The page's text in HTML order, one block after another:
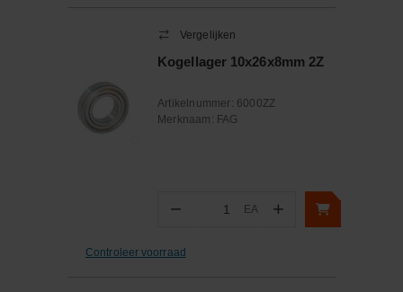
Vergelijken
Kogellager 10x26x8mm 2Z
Artikelnummer: 6000ZZ
Merknaam: FAG
− Aantal
EA +
Controleer voorraad